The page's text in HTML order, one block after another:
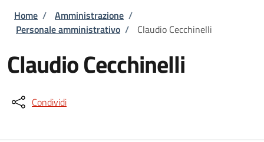
Briciole di pane
Home / Amministrazione /
Personale amministrativo / Claudio Cecchinelli
Claudio Cecchinelli
Condividi